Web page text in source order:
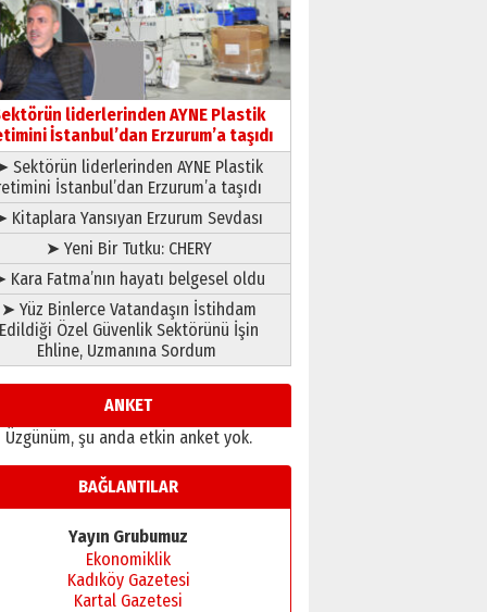
13 Mayıs 2026 Çarşamba
Esat BİNDESEN
Başkan Sekmen’den Erzurum’a
bir vizyon proje daha!
02 Ağustos 2026 Pazar
liderlerinden AYNE Plastik
İstanbul’dan Erzurum’a taşıdı
Sektörün liderlerinden AYNE Plastik
İstanbul’dan Erzurum’a taşıdı
Kitaplara Yansıyan Erzurum Sevdası
➤ Yeni Bir Tutku: CHERY
Kara Fatma’nın hayatı belgesel oldu
➤ Yüz Binlerce Vatandaşın İstihdam
Edildiği Özel Güvenlik Sektörünü İşin
Ehline, Uzmanına Sordum
ANKET
Üzgünüm, şu anda etkin anket yok.
BAĞLANTILAR
Yayın Grubumuz
Ekonomiklik
Kadıköy Gazetesi
Kartal Gazetesi